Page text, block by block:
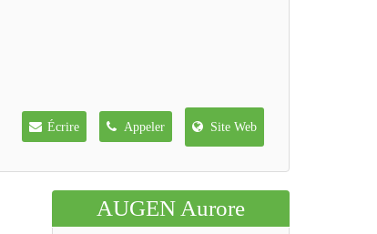
Écrire Appeler Site Web
AUGEN Aurore